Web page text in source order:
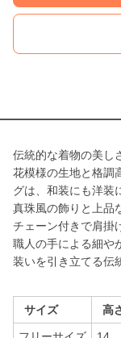
伝統的な着物の美し
花模様の生地と格調
グは、和装にも洋装
真珠風の飾りと上品
チェーン付きで肩掛
職人の手による細や
装いを引き立てる伝
サイズ 高